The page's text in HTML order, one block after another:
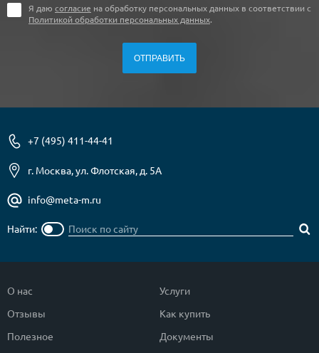
Я даю согласие на обработку персональных данных в соответствии с
Политикой обработки персональных данных.
+7 (495) 411-44-41
г. Москва, ул. Флотская, д. 5А
info@meta-m.ru
Найти:
О нас
Отзывы
Полезное
Услуги
Как купить
Документы